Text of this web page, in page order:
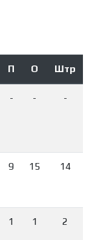
П О Штр
- - -
9 15 14
1 1 2